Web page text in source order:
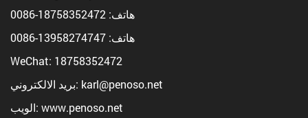
هاتف: 18758352472-0086
هاتف: 13958274747-0086
WeChat: 18758352472
بريد الالكتروني: karl@penoso.net
الويب: www.penoso.net